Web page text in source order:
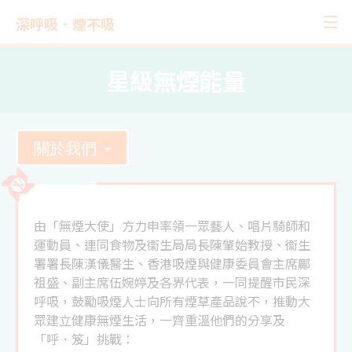
深呼吸．煙不吸
星級無煙能量
關於我們
由「無煙大使」方力申率領一眾藝人、唱片騎師和
運動員、連同食物及衞生局局長陳肇始教授、衞生
署署長陳漢儀醫生、香港吸煙與健康委員會主席鄺
祖盛、副主席伍婉婷及各界代表，一同提醒市民深
呼吸，鼓勵吸煙人士向所有煙草產品說不，推動大
眾建立健康無煙生活，一齊重溫他們的分享及
「呼．笈」挑戰：